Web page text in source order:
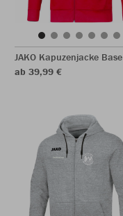
JAKO Kapuzenjacke Base
ab 39,99 €